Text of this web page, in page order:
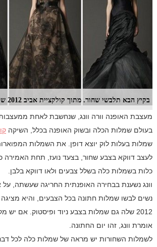
בקיץ הבא תלבשי שחור. מתוך קולקציית אביב 2012 של וונג (צילום: יח"צ)
מעצבת האופנה וורה וונג, שנחשבת לאחת
בעולם שמלות הכלה ובשוק האופנה בכלל, השיקה
שמלות בעלות לוק יוצא דופן. את השמלות
לעצב דווקא בצבע שחור, בצעד נועז, תחת האמירה
כלות בשמלות כלה בשלל צבעים ולאו דווקא בלבן.
וונג נשענת בבחירה האופנתית החריגה שעשתה, על
נשים לבשו שמלות חתונה בכל הצבעים, והיא מציגה
2012 שלה גם שמלות בצבע ניוד ופיסטוק. אם יש
אומרת וונג, זהו יום החתונה.
לשמלות השחורות יש מראה של שמלות כלה לכל